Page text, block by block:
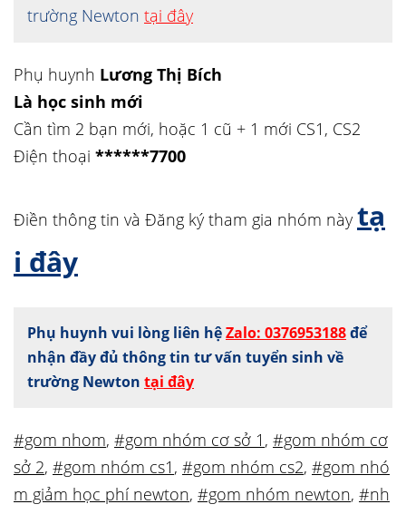
trường Newton tại đây
Phụ huynh Lương Thị Bích
Là học sinh mới
Cần tìm 2 bạn mới, hoặc 1 cũ + 1 mới CS1, CS2
Điện thoại ******7700
Điền thông tin và Đăng ký tham gia nhóm này tạ
i đây
Phụ huynh vui lòng liên hệZalo: 0376953188để
nhận đầy đủ thông tin tư vấn tuyển sinh về
trường Newton tại đây
#gom nhom, #gom nhóm cơ sở 1 , #gom nhóm cơ
sở 2, #gom nhóm cs1 , #gom nhóm cs2, #gom nhó
m giảm học phí newton, #gom nhóm newton, #nh